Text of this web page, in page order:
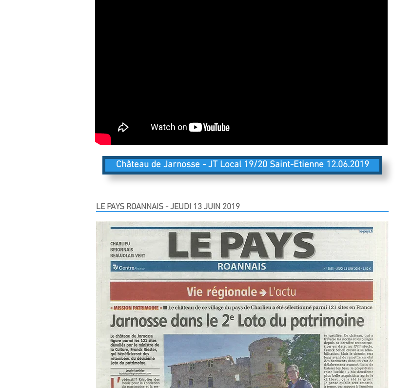
Château de Jarnosse - JT Local 19/20 Saint-Etienne 12.06.2019
LE PAYS ROANNAIS - JEUDI 13 JUIN 2019